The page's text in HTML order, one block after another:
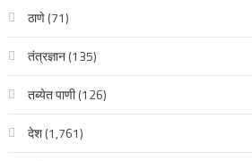
ठाणे(71)
तंत्रज्ञान(135)
तब्येत पाणी(126)
देश(1,761)